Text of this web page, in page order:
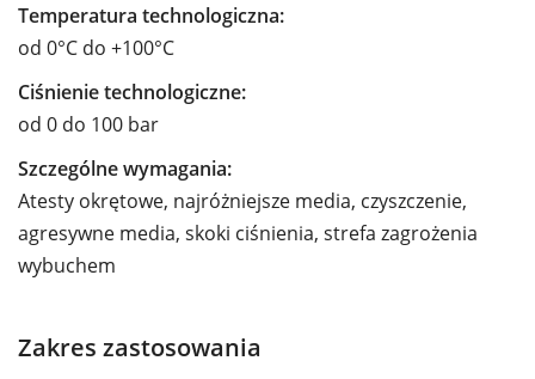
Temperatura technologiczna:
od 0°C do +100°C
Ciśnienie technologiczne:
od 0 do 100 bar
Szczególne wymagania:
Atesty okrętowe, najróżniejsze media, czyszczenie,
agresywne media, skoki ciśnienia, strefa zagrożenia
wybuchem
Zakres zastosowania